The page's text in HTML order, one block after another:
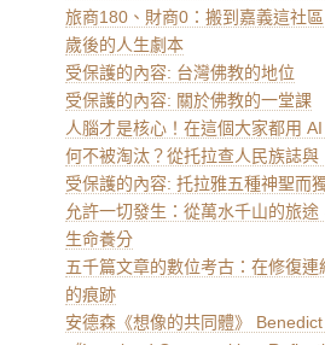
旅商180、財商0：搬到嘉義這社
歲後的人生劇本
受保護的內容: 台灣佛教的地位
受保護的內容: 關於佛教的一堂課
人腦才是核心！在這個大家都用
何不被淘汰？從托拉查人民族誌與
受保護的內容: 托拉雅五種神聖而
允許一切發生：從萬水千山的旅
生命養分
五千篇文章的數位考古：在修復連
的痕跡
安德森《想像的共同體》